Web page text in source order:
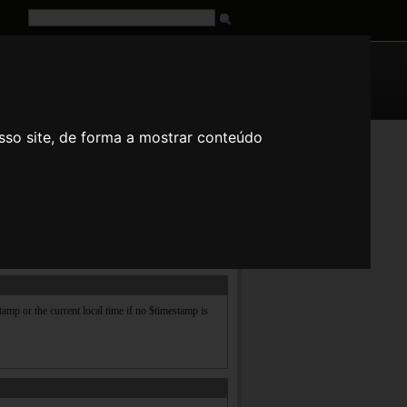
site, de forma a mostrar conteúdo
es fr ja pt ru tr zh
or the current local time if no $timestamp is